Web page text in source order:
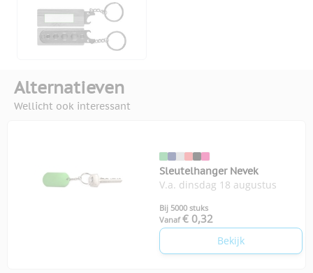
Alternatieven
Wellicht ook interessant
Sleutelhanger Nevek
V.a. dinsdag 18 augustus
Bij 5000 stuks
Vanaf € 0,32
Bekijk